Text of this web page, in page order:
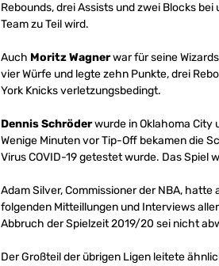
Rebounds, drei Assists und zwei Blocks
Team zu Teil wird.
Auch Moritz Wagnerwar für seine
vier Würfe und legte zehn Punkte, drei
York Knicks verletzungsbedingt.
Dennis Schröderwurde in Oklahoma City
Wenige Minuten vor Tip-Off bekamen die
Virus COVID-19 getestet wurde. Das Spiel
Adam Silver, Commissioner der NBA,
folgenden Mitteillungen und Interviews
Abbruch der Spielzeit 2019/20 sei nicht
Der Großteil der übrigen Ligen leitete